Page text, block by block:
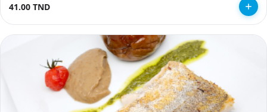
41.00 TND